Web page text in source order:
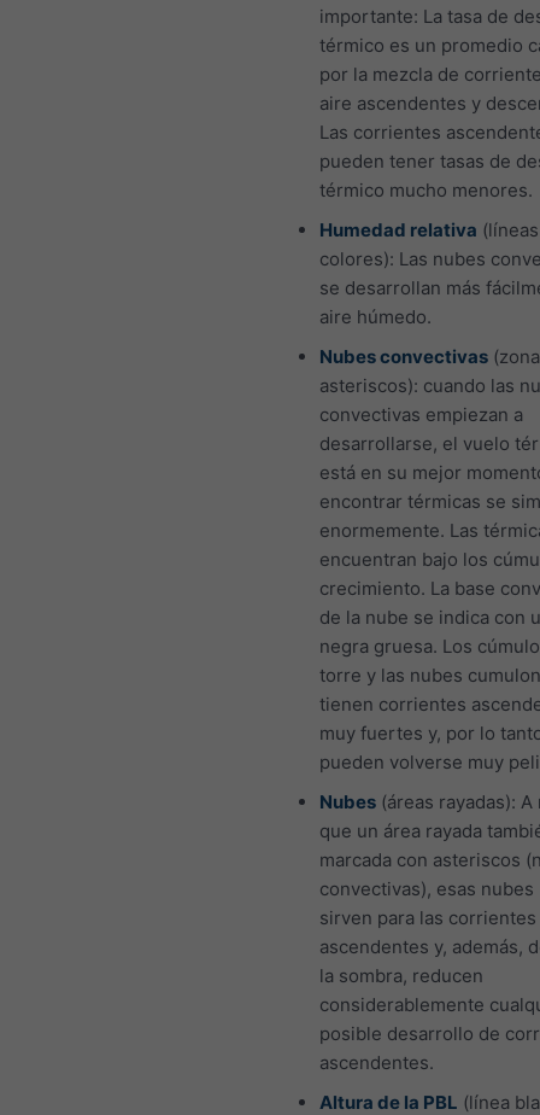
importante: La tasa de
térmico es un promedio
por la mezcla de
aire ascendentes y
Las corrientes
pueden tener tasas de
térmico mucho menores.
Humedad relativa
colores): Las nubes
se desarrollan más
aire húmedo.
Nubes convectivas
asteriscos): cuando las
convectivas empiezan a
desarrollarse, el vuelo
está en su mejor
encontrar térmicas se
enormemente. Las
encuentran bajo los
crecimiento. La base
de la nube se indica con
negra gruesa. Los
torre y las nubes
tienen corrientes
muy fuertes y, por lo
pueden volverse muy
Nubes (áreas rayadas): A
que un área rayada
marcada con asteriscos
convectivas), esas nubes
sirven para las corrientes
ascendentes y, además,
la sombra, reducen
considerablemente
posible desarrollo de
ascendentes.
Altura de la PBL (línea